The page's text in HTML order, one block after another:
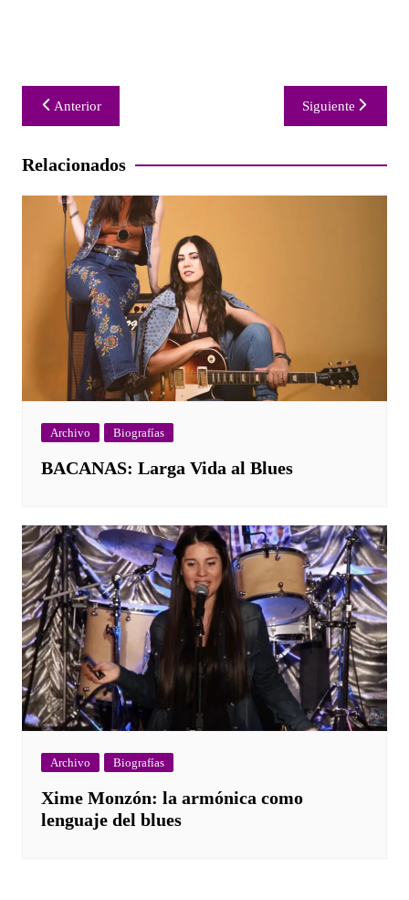
Navegación
de
entradas
Anterior Siguiente
Relacionados
Archivo Biografías
BACANAS: Larga Vida al Blues
Archivo Biografías
Xime Monzón: la armónica como
lenguaje del blues